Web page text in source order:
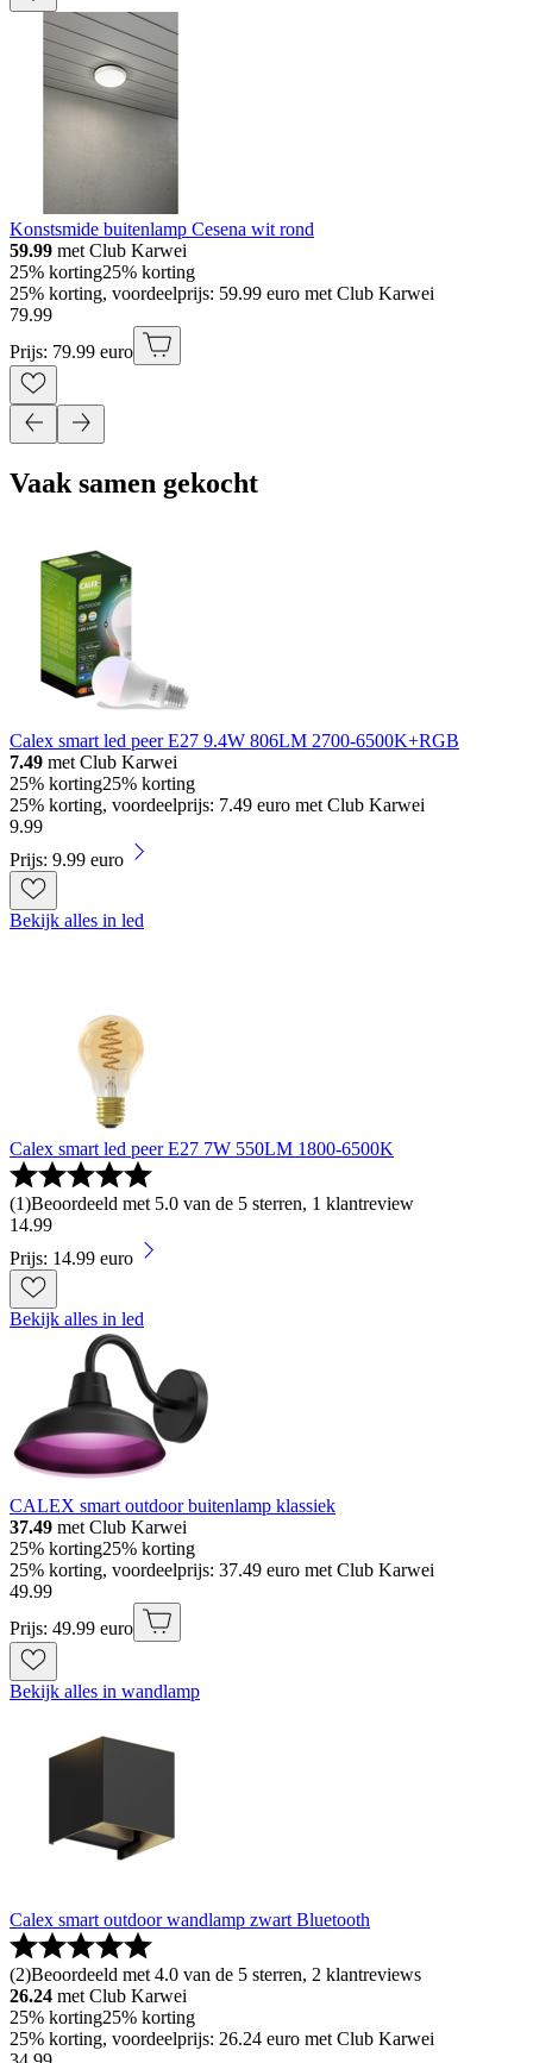
Konstsmide buitenlamp Cesena wit rond
59.99 met Club Karwei
25% korting25% korting
25% korting, voordeelprijs: 59.99 euro met Club Karwei
79.99
Prijs: 79.99 euro
Vaak samen gekocht
Calex smart led peer E27 9.4W 806LM 2700-6500K+RGB
7.49 met Club Karwei
25% korting25% korting
25% korting, voordeelprijs: 7.49 euro met Club Karwei
9.99
Prijs: 9.99 euro
Bekijk alles in led
Calex smart led peer E27 7W 550LM 1800-6500K
(1)Beoordeeld met 5.0 van de 5 sterren, 1 klantreview
14.99
Prijs: 14.99 euro
Bekijk alles in led
CALEX smart outdoor buitenlamp klassiek
37.49 met Club Karwei
25% korting25% korting
25% korting, voordeelprijs: 37.49 euro met Club Karwei
49.99
Prijs: 49.99 euro
Bekijk alles in wandlamp
Calex smart outdoor wandlamp zwart Bluetooth
(2)Beoordeeld met 4.0 van de 5 sterren, 2 klantreviews
26.24 met Club Karwei
25% korting25% korting
25% korting, voordeelprijs: 26.24 euro met Club Karwei